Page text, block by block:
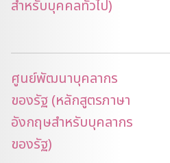
สำหรับบุคคลทั่วไป)
ศูนย์พัฒนาบุคลากร
ของรัฐ (หลักสูตรภาษา
อังกฤษสำหรับบุคลากร
ของรัฐ)